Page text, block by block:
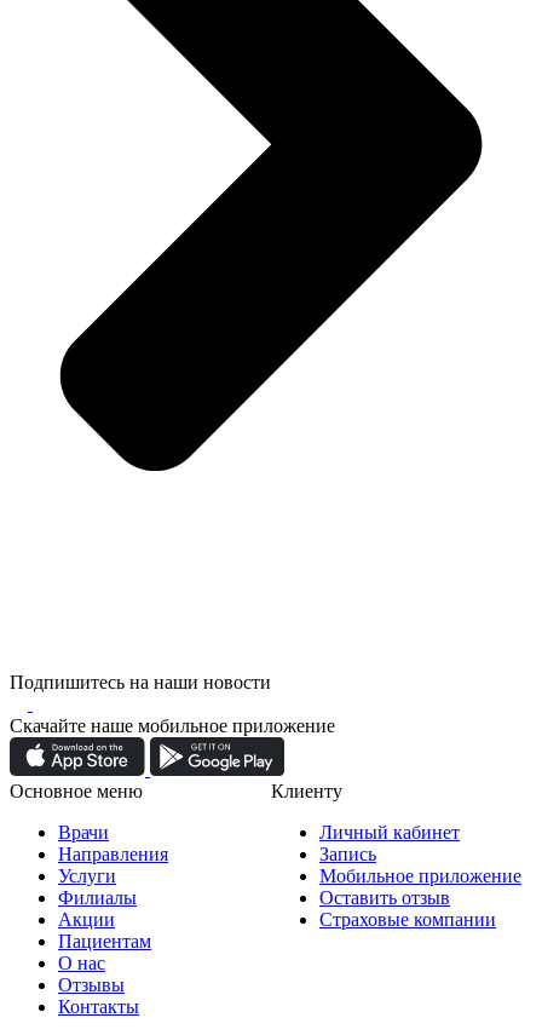
Подпишитесь на наши новости
Скачайте наше мобильное приложение
Основное меню
Врачи
Направления
Услуги
Филиалы
Акции
Пациентам
О нас
Отзывы
Контакты
Клиенту
Личный кабинет
Запись
Мобильное приложение
Оставить отзыв
Страховые компании